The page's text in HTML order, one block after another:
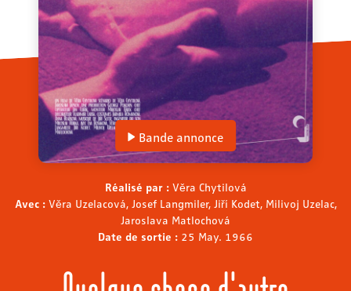
Bande annonce
Réalisé par : Věra Chytilová
Avec : Věra Uzelacová, Josef Langmiler, Jiří Kodet, Milivoj Uzelac,
Jaroslava Matlochová
Date de sortie : 25 May. 1966